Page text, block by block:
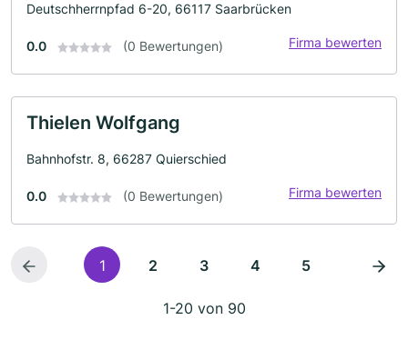
Deutschherrnpfad 6-20, 66117 Saarbrücken
0.0 (0 Bewertungen) Firma bewerten
Thielen Wolfgang
Bahnhofstr. 8, 66287 Quierschied
0.0 (0 Bewertungen) Firma bewerten
1 2 3 4 5
1-20 von 90